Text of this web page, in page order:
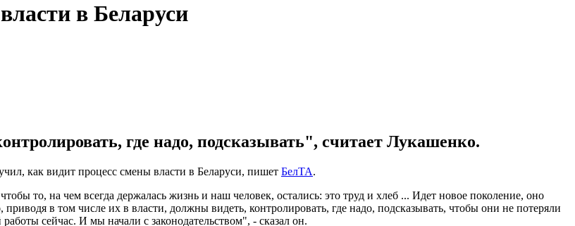
в Беларуси
где надо, подсказывать", считает Лукашенко.
как видит процесс смены власти в Беларуси, пишет БелТА.
то, на чем всегда держалась жизнь и наш человек, остались: это труд и хлеб ... Идет новое поколение, оно
в том числе их в власти, должны видеть, контролировать, где надо, подсказывать, чтобы они не потеряли
сейчас. И мы начали с законодательством", - сказал он.